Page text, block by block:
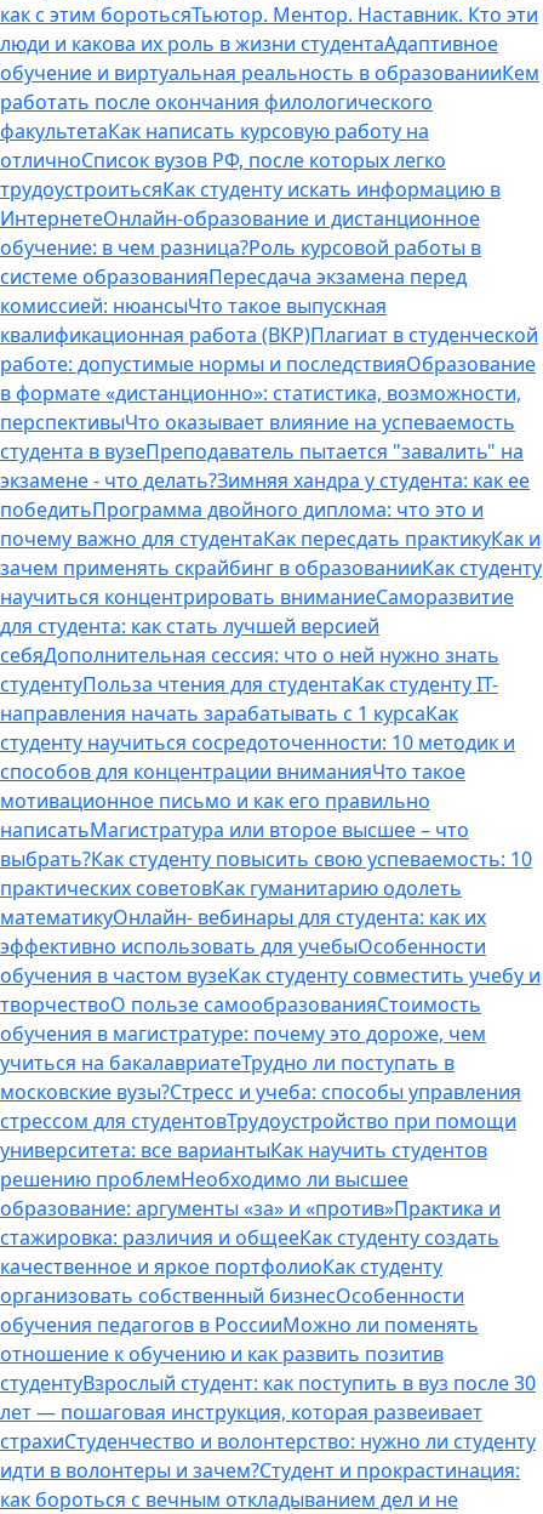
как с этим боротьсяТьютор. Ментор. Наставник. Кто эти
люди и какова их роль в жизни студентаАдаптивное
обучение и виртуальная реальность в образованииКем
работать после окончания филологического
факультетаКак написать курсовую работу на
отличноСписок вузов РФ, после которых легко
трудоустроитьсяКак студенту искать информацию в
ИнтернетеОнлайн-образование и дистанционное
обучение: в чем разница?Роль курсовой работы в
системе образованияПересдача экзамена перед
комиссией: нюансыЧто такое выпускная
квалификационная работа (ВКР)Плагиат в студенческой
работе: допустимые нормы и последствияОбразование
в формате «дистанционно»: статистика, возможности,
перспективыЧто оказывает влияние на успеваемость
студента в вузеПреподаватель пытается "завалить" на
экзамене - что делать?Зимняя хандра у студента: как ее
победитьПрограмма двойного диплома: что это и
почему важно для студентаКак пересдать практикуКак и
зачем применять скрайбинг в образованииКак студенту
научиться концентрировать вниманиеСаморазвитие
для студента: как стать лучшей версией
себяДополнительная сессия: что о ней нужно знать
студентуПольза чтения для студентаКак студенту IT-
направления начать зарабатывать с 1 курсаКак
студенту научиться сосредоточенности: 10 методик и
способов для концентрации вниманияЧто такое
мотивационное письмо и как его правильно
написатьМагистратура или второе высшее – что
выбрать?Как студенту повысить свою успеваемость: 10
практических советовКак гуманитарию одолеть
математикуОнлайн- вебинары для студента: как их
эффективно использовать для учебыОсобенности
обучения в частом вузеКак студенту совместить учебу и
творчествоО пользе самообразованияСтоимость
обучения в магистратуре: почему это дороже, чем
учиться на бакалавриатеТрудно ли поступать в
московские вузы?Стресс и учеба: способы управления
стрессом для студентовТрудоустройство при помощи
университета: все вариантыКак научить студентов
решению проблемНеобходимо ли высшее
образование: аргументы «за» и «против»Практика и
стажировка: различия и общееКак студенту создать
качественное и яркое портфолиоКак студенту
организовать собственный бизнесОсобенности
обучения педагогов в РоссииМожно ли поменять
отношение к обучению и как развить позитив
студентуВзрослый студент: как поступить в вуз после 30
лет — пошаговая инструкция, которая развеивает
страхиСтуденчество и волонтерство: нужно ли cтуденту
идти в волонтеры и зачем?Студент и прокрастинация:
как бороться с вечным откладыванием дел и не